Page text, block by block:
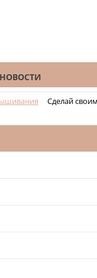
НОВОСТИ
Сделай